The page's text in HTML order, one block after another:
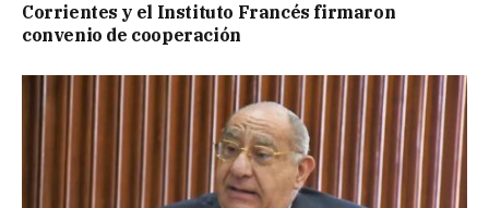
Corrientes y el Instituto Francés firmaron
convenio de cooperación